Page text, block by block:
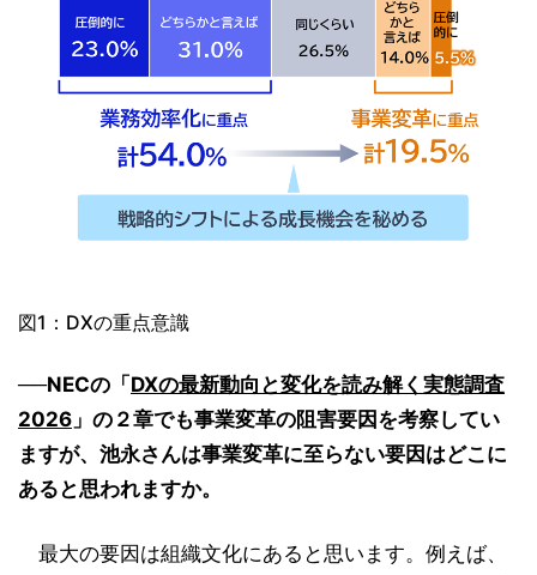
図1：DXの重点意識
──NECの「 DXの最新動向と変化を読み解く実態調査
2026 」の２章でも事業変革の阻害要因を考察してい
ますが、池永さんは事業変革に至らない要因はどこに
あると思われますか。
最大の要因は組織文化にあると思います。例えば、